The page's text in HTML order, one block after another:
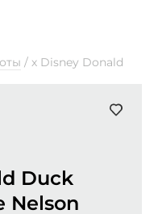
/ х Disney Donald
Duck
Nelson